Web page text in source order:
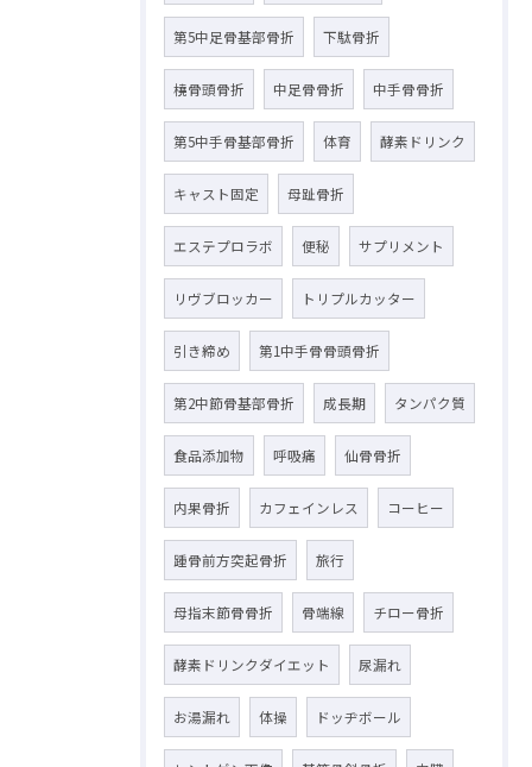
第5中足骨基部骨折 下駄骨折
橈骨頭骨折 中足骨骨折 中手骨骨折
第5中手骨基部骨折 体育 酵素ドリンク
キャスト固定 母趾骨折
エステプロラボ 便秘 サプリメント
リヴブロッカー トリプルカッター
引き締め 第1中手骨骨頭骨折
第2中節骨基部骨折 成長期 タンパク質
食品添加物 呼吸痛 仙骨骨折
内果骨折 カフェインレス コーヒー
踵骨前方突起骨折 旅行
母指末節骨骨折 骨端線 チロー骨折
酵素ドリンクダイエット 尿漏れ
お湯漏れ 体操 ドッヂボール